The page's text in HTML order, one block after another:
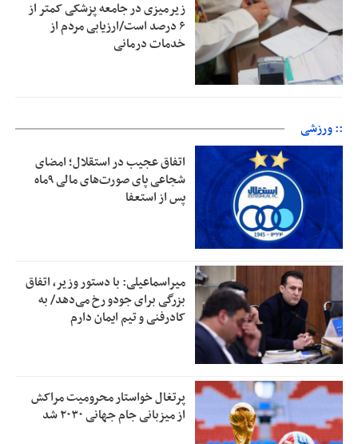
زیرمیزی در جامعه پزشکی کمتر از
۶ درصد است/ارزیابی مردم از
خدمات درمانی
:: ورزشی
اتفاق عجیب در استقلال؛ امضای
شجاعی پای صورت‌های مالی ٩ماه
پس از استعفا
میراسماعیلی: با دستور وزیر، اتفاق
بزرگی برای جودو رخ می‌دهد/ به
کادرفنی و تیم ایمان دارم
پرتغال خواستار محرومیت مراکش
از میزبانی جام جهانی ۲۰۳۰ شد